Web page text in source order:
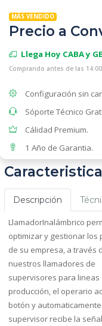
MÁS VENDIDO
Precio a
Llega Hoy CABA y
Comprando antes de las
Configuración sin
Sóporte Técnico
Cálidad Premium.
1 Año de Garantia.
Descripción
LlamadorInalámbrico
optimizar y gestionar los
de su empresa, a través
nuestros llamadores de
supervisores para lineas
producción, el operario
botón y
supervisor recibe la